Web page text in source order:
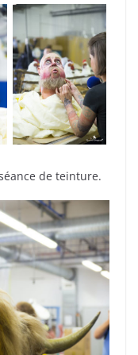
de teinture.